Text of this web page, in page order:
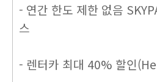
- 연간 한도 제한 없음
스
- 렌터카 최대 40% 할인